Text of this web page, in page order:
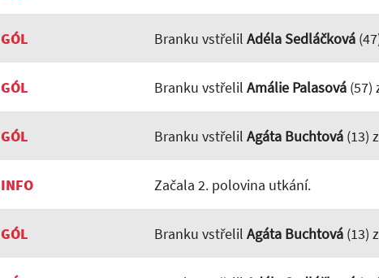
GÓL Branku vstřelil Adéla Sedláčková
GÓL Branku vstřelil Amálie Palasová(57)
GÓL Branku vstřelil Agáta Buchtová(13)
INFO Začala 2. polovina utkání.
GÓL Branku vstřelil Agáta Buchtová(13)